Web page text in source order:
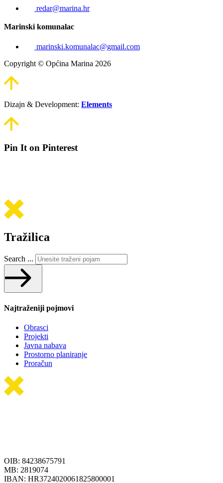
redar@marina.hr
Marinski komunalac
marinski.komunalac@gmail.com
Copyright © Općina Marina 2026
Dizajn & Development: Elements
Pin It on Pinterest
Tražilica
Search ...
Najtraženiji pojmovi
Obrasci
Projekti
Javna nabava
Prostorno planiranje
Proračun
OIB: 84238675791
MB: 2819074
IBAN: HR3724020061825800001